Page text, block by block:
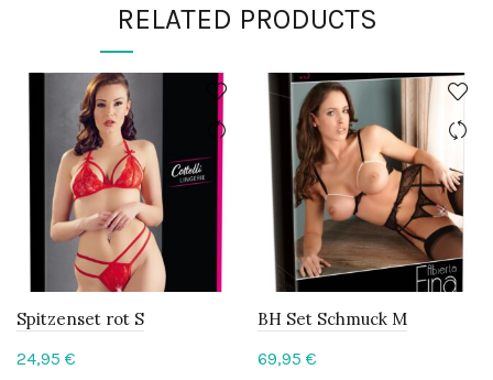
RELATED PRODUCTS
Spitzenset rot S
24,95 €
BH Set Schmuck M
69,95 €